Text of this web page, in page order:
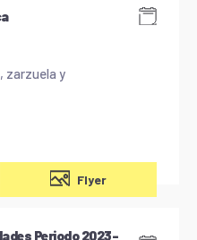
zarzuela y
Flyer
Periodo 2023-